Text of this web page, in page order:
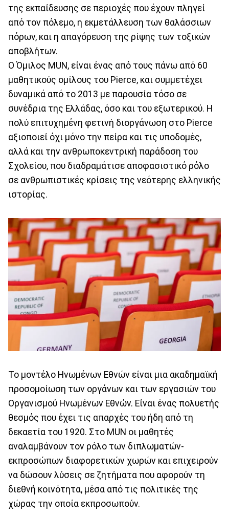
της εκπαίδευσης σε περιοχές που έχουν πληγεί
από τον πόλεμο, η εκμετάλλευση των θαλάσσιων
πόρων, και η απαγόρευση της ρίψης των τοξικών
αποβλήτων.
Ο Όμιλος MUN, είναι ένας από τους πάνω από 60
μαθητικούς ομίλους του Pierce, και συμμετέχει
δυναμικά από το 2013 με παρουσία τόσο σε
συνέδρια της Ελλάδας, όσο και του εξωτερικού. Η
πολύ επιτυχημένη φετινή διοργάνωση στο Pierce
αξιοποιεί όχι μόνο την πείρα και τις υποδομές,
αλλά και την ανθρωποκεντρική παράδοση του
Σχολείου, που διαδραμάτισε αποφασιστικό ρόλο
σε ανθρωπιστικές κρίσεις της νεότερης ελληνικής
ιστορίας.
Το μοντέλο Ηνωμένων Εθνών είναι μια ακαδημαϊκή
προσομοίωση των οργάνων και των εργασιών του
Οργανισμού Ηνωμένων Εθνών. Είναι ένας πολυετής
θεσμός που έχει τις απαρχές του ήδη από τη
δεκαετία του 1920. Στo MUN οι μαθητές
αναλαμβάνουν τον ρόλο των διπλωματών-
εκπροσώπων διαφορετικών χωρών και επιχειρούν
να δώσουν λύσεις σε ζητήματα που αφορούν τη
διεθνή κοινότητα, μέσα από τις πολιτικές της
χώρας την οποία εκπροσωπούν.